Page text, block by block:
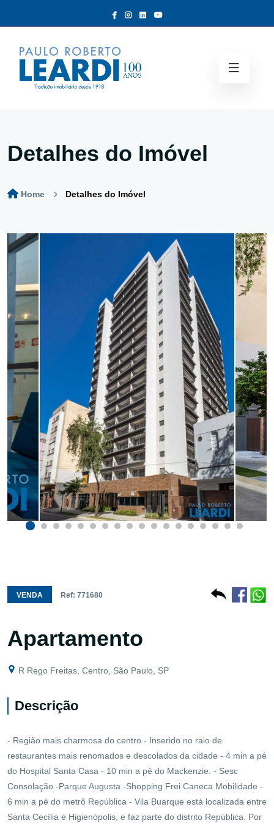
Detalhes do Imóvel
Home Detalhes do Imóvel
VENDA Ref: 771680
Apartamento
R Rego Freitas, Centro, São Paulo, SP
Descrição
- Região mais charmosa do centro - Inserido no raio de
restaurantes mais renomados e descolados da cidade - 4 min a pé
do Hospital Santa Casa - 10 min a pé do Mackenzie. - Sesc
Consolação -Parque Augusta -Shopping Frei Caneca Mobilidade -
6 min a pé do metrô República - Vila Buarque está localizada entre
Santa Cecília e Higienópolis, e faz parte do distrito República. Por